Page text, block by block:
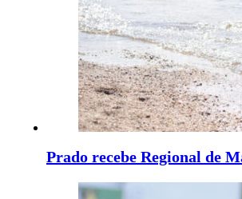
Prado recebe Regional de